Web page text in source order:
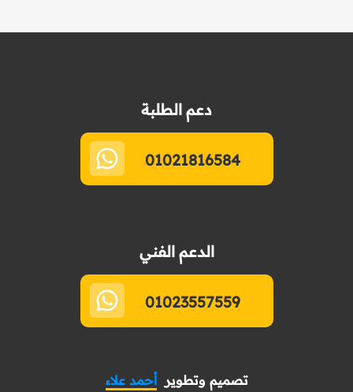
دعم الطلبة
01021816584
الدعم الفني
01023557559
تصميم وتطويرأحمد علاء